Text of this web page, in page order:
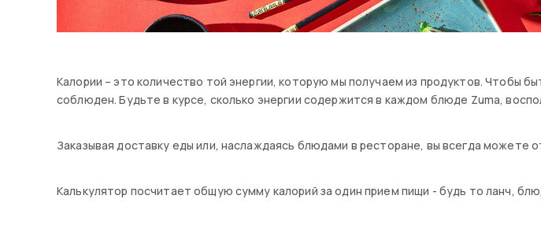
Калории – это количество той энергии, которую мы получаем из продуктов. Чтобы
соблюден. Будьте в курсе, сколько энергии содержится в каждом блюде Zuma,
Заказывая доставку еды или, наслаждаясь блюдами в ресторане, вы всегда можете
Калькулятор посчитает общую сумму калорий за один прием пищи - будь то ланч,